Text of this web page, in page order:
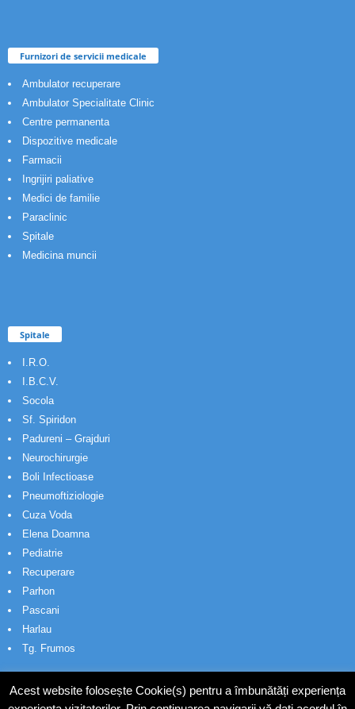
Furnizori de servicii medicale
Ambulator recuperare
Ambulator Specialitate Clinic
Centre permanenta
Dispozitive medicale
Farmacii
Ingrijiri paliative
Medici de familie
Paraclinic
Spitale
Medicina muncii
Spitale
I.R.O.
I.B.C.V.
Socola
Sf. Spiridon
Padureni – Grajduri
Neurochirurgie
Boli Infectioase
Pneumoftiziologie
Cuza Voda
Elena Doamna
Pediatrie
Recuperare
Parhon
Pascani
Harlau
Tg. Frumos
Acest website folosește Cookie(s) pentru a îmbunătăți experiența